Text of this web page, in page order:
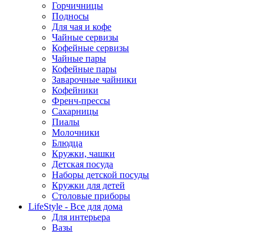
Горчичницы
Подносы
Для чая и кофе
Чайные сервизы
Кофейные сервизы
Чайные пары
Кофейные пары
Заварочные чайники
Кофейники
Френч-прессы
Сахарницы
Пиалы
Молочники
Блюдца
Кружки, чашки
Детская посуда
Наборы детской посуды
Кружки для детей
Столовые приборы
LifeStyle - Все для дома
Для интерьера
Вазы